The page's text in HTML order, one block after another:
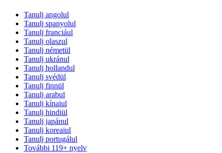
Tanulj angolul
Tanulj spanyolul
Tanulj franciául
Tanulj olaszul
Tanulj németül
Tanulj ukránul
Tanulj hollandul
Tanulj svédül
Tanulj finnül
Tanulj arabul
Tanulj kínaiul
Tanulj hindiül
Tanulj japánul
Tanulj koreaiul
Tanulj portugálul
További 119+ nyelv